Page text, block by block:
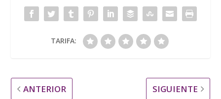
TARIFA:
ANTERIOR SIGUIENTE